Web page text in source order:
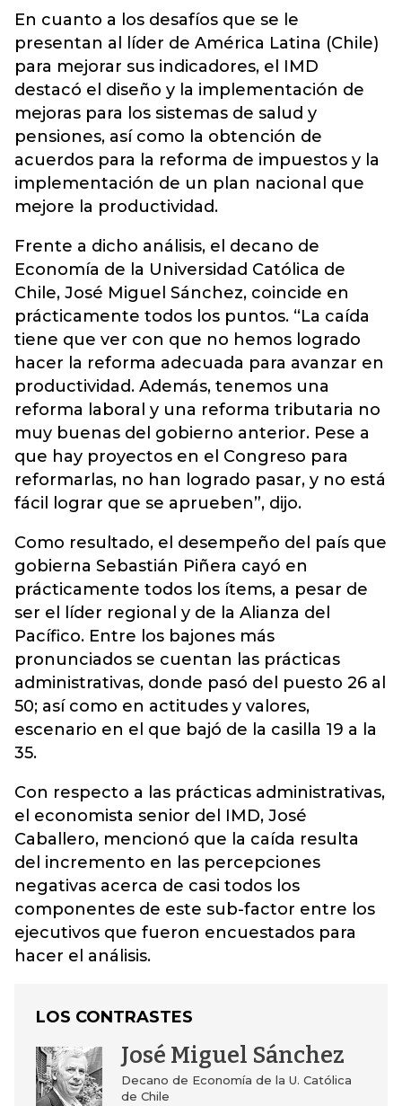
En cuanto a los desafíos que se le
presentan al líder de América Latina (Chile)
para mejorar sus indicadores, el IMD
destacó el diseño y la implementación de
mejoras para los sistemas de salud y
pensiones, así como la obtención de
acuerdos para la reforma de impuestos y la
implementación de un plan nacional que
mejore la productividad.
Frente a dicho análisis, el decano de
Economía de la Universidad Católica de
Chile, José Miguel Sánchez, coincide en
prácticamente todos los puntos. “La caída
tiene que ver con que no hemos logrado
hacer la reforma adecuada para avanzar en
productividad. Además, tenemos una
reforma laboral y una reforma tributaria no
muy buenas del gobierno anterior. Pese a
que hay proyectos en el Congreso para
reformarlas, no han logrado pasar, y no está
fácil lograr que se aprueben”, dijo.
Como resultado, el desempeño del país que
gobierna Sebastián Piñera cayó en
prácticamente todos los ítems, a pesar de
ser el líder regional y de la Alianza del
Pacífico. Entre los bajones más
pronunciados se cuentan las prácticas
administrativas, donde pasó del puesto 26 al
50; así como en actitudes y valores,
escenario en el que bajó de la casilla 19 a la
35.
Con respecto a las prácticas administrativas,
el economista senior del IMD, José
Caballero, mencionó que la caída resulta
del incremento en las percepciones
negativas acerca de casi todos los
componentes de este sub-factor entre los
ejecutivos que fueron encuestados para
hacer el análisis.
LOS CONTRASTES
José Miguel Sánchez
Decano de Economía de la U. Católica
de Chile